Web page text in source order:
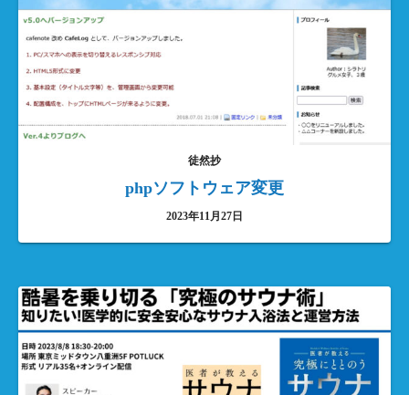
徒然抄
phpソフトウェア変更
2023年11月27日